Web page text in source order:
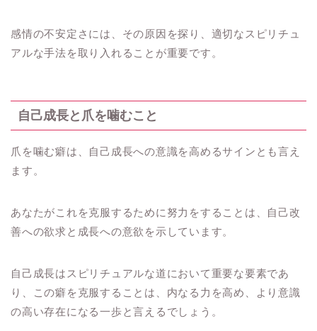
感情の不安定さには、その原因を探り、適切なスピリチュ
アルな手法を取り入れることが重要です。
自己成長と爪を噛むこと
爪を噛む癖は、自己成長への意識を高めるサインとも言え
ます。
あなたがこれを克服するために努力をすることは、自己改
善への欲求と成長への意欲を示しています。
自己成長はスピリチュアルな道において重要な要素であ
り、この癖を克服することは、内なる力を高め、より意識
の高い存在になる一歩と言えるでしょう。